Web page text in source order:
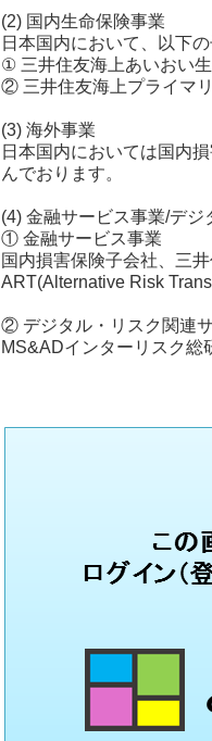
(2) 国内生命保険事業
日本国内において、以下
① 三井住友海上あいおい
② 三井住友海上プライマ
(3) 海外事業
日本国内においては国内
んでおります。
(4) 金融サービス事業/デ
① 金融サービス事業
国内損害保険子会社、三
ART(Alternative Risk
② デジタル・リスク関連
MS&ADインターリスク総